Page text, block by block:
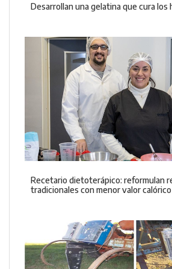
Desarrollan una gelatina que cura los
Recetario dietoterápico: reformulan
tradicionales con menor valor calórico